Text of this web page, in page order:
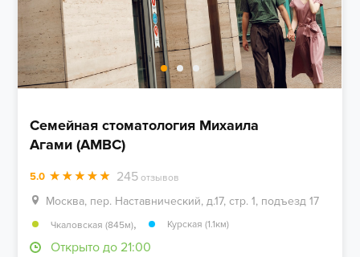
Семейная стоматология Михаила
Агами (AMBC)
5.0 245 отзывов
Москва, пер. Наставнический, д.17, стр. 1, подъезд 17
Чкаловская (845м), Курская (1.1км)
Открыто до 21:00